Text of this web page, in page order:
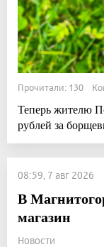
Прочитали: 130
Теперь жителю
рублей за
08:59, 7 авг 2026
В
магазин
Новости